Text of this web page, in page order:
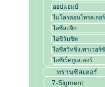
ออปแอมป์
ไมโครคอนโทรลเลอร์
ไอซีลอจิก
ไอซีวันชิพ
ไอซีสวิทชิ่งเพาเวอร์
ไอซีเร็คกูเลเตอร์
ทรานซิสเตอร์
7-Sigment